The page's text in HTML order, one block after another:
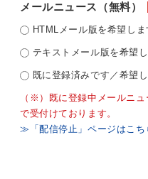
メールニュース（無料）
HTMLメール版を希望しま
テキストメール版を希望
既に登録済みです／希望
（※）既に登録中メールニ
で受付けております。
≫「配信停止」ページはこち